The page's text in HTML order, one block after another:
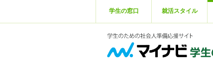
学生の窓口 就活スタイル